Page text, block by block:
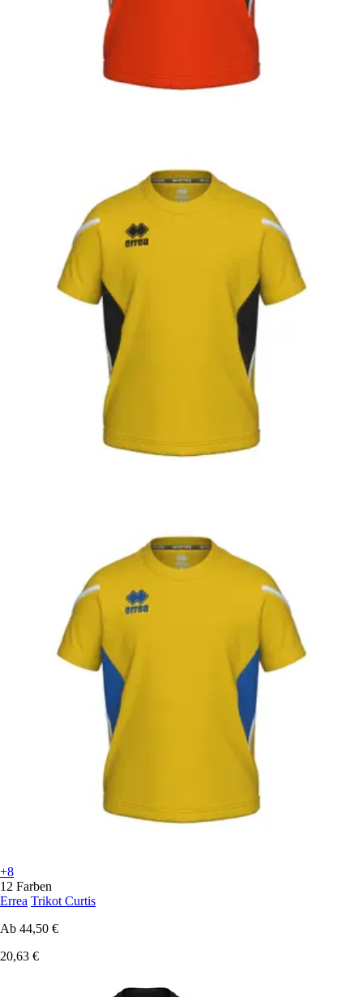
+8
12 Farben
Errea Trikot Curtis
Ab 44,50 €
20,63 €